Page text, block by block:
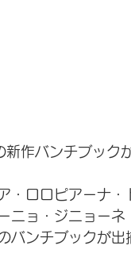
作バンチブック
・ロロピアーナ
ニョ・ジニョー
バンチブックが